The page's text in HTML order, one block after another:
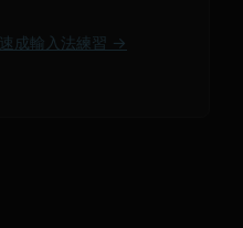
速成輸入法練習 →